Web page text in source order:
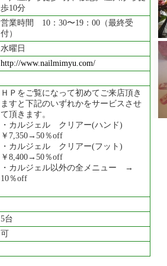
歩10分
営業時間 10：30〜19：00（最終受
付）
水曜日
http://www.nailmimyu.com/
ＨＰをご覧になって初めてご来店頂き
ますと下記のいずれかをサービスさせ
て頂きます。
・カルジェル クリアー(ハンド)
￥7,350→50％off
・カルジェル クリアー(フット)
￥8,400→50％off
・カルジェル以外の全メニュー →
10％off
5台
可